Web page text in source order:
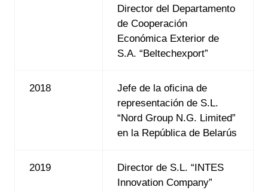
Director del Departamento
de Cooperación
Económica Exterior de
S.A. “Beltechexport”
2018
Jefe de la oficina de
representación de S.L.
“Nord Group N.G. Limited”
en la República de Belarús
2019
Director de S.L. “INTES
Innovation Company”